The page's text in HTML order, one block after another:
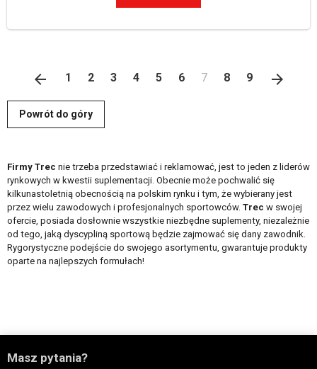
arrow_back Poprzedni
1 2 3 4 5 6 7 8 9 arrow_forward
Powrót do góry
Firmy Trec nie trzeba przedstawiać i reklamować, jest to jeden z liderów
rynkowych w kwestii suplementacji. Obecnie może pochwalić się
kilkunastoletnią obecnością na polskim rynku i tym, że wybierany jest
przez wielu zawodowych i profesjonalnych sportowców. Trec w swojej
ofercie, posiada dosłownie wszystkie niezbędne suplementy, niezależnie
od tego, jaką dyscypliną sportową będzie zajmować się dany zawodnik.
Rygorystyczne podejście do swojego asortymentu, gwarantuje produkty
oparte na najlepszych formułach!
Masz pytania?